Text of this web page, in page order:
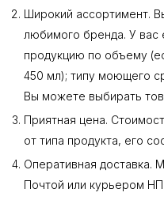
Широкий ассортимент.
любимого бренда. У вас
продукцию по объему
450 мл); типу моющего
Вы можете выбирать
Приятная цена.
от типа продукта, его
Оперативная доставка.
Почтой или курьером